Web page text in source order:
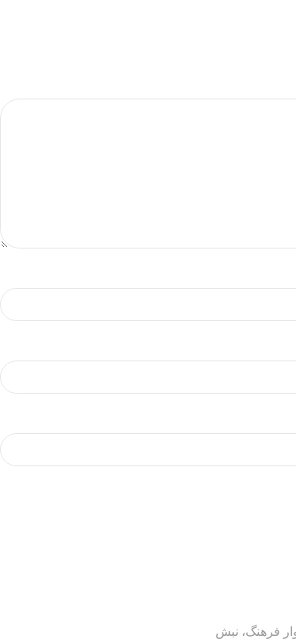
فرهنگ، نبش